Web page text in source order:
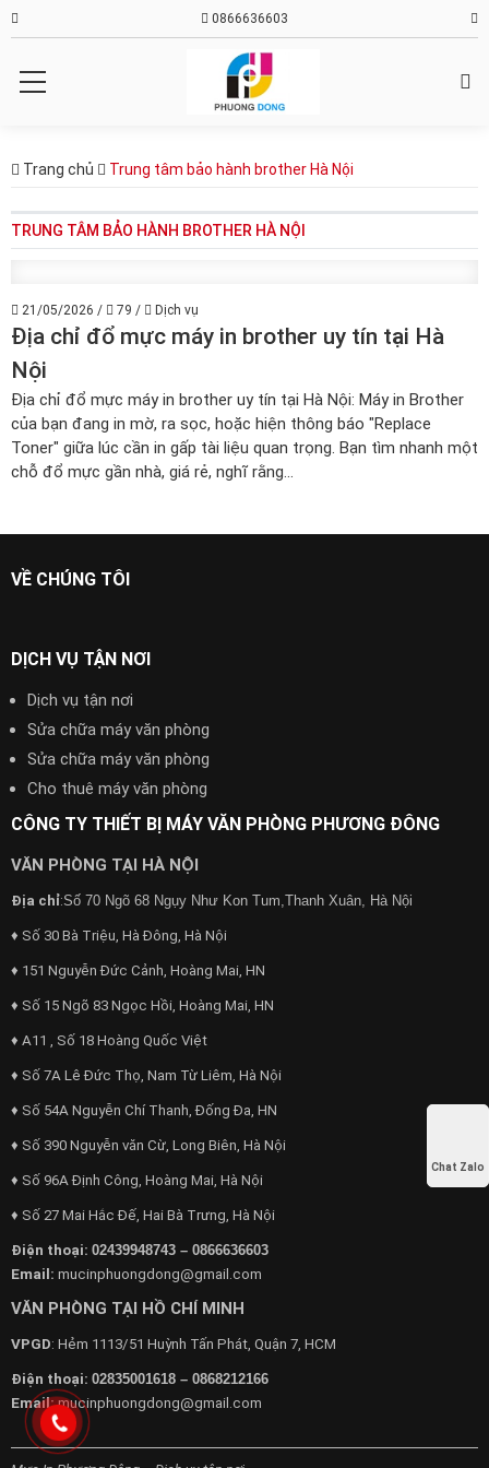
0866636603
Trang chủ Trung tâm bảo hành brother Hà Nội
TRUNG TÂM BẢO HÀNH BROTHER HÀ NỘI
21/05/2026 / 79 / Dịch vụ
Địa chỉ đổ mực máy in brother uy tín tại Hà
Nội
Địa chỉ đổ mực máy in brother uy tín tại Hà Nội: Máy in Brother
của bạn đang in mờ, ra sọc, hoặc hiện thông báo "Replace
Toner" giữa lúc cần in gấp tài liệu quan trọng. Bạn tìm nhanh một
chỗ đổ mực gần nhà, giá rẻ, nghĩ rằng...
VỀ CHÚNG TÔI
DỊCH VỤ TẬN NƠI
Dịch vụ tận nơi
Sửa chữa máy văn phòng
Sửa chữa máy văn phòng
Cho thuê máy văn phòng
CÔNG TY THIẾT BỊ MÁY VĂN PHÒNG PHƯƠNG ĐÔNG
VĂN PHÒNG TẠI HÀ NỘI
Địa chỉ:Số 70 Ngõ 68 Ngụy Như Kon Tum,Thanh Xuân, Hà Nội
♦ Số 30 Bà Triệu, Hà Đông, Hà Nội
♦ 151 Nguyễn Đức Cảnh, Hoàng Mai, HN
♦ Số 15 Ngõ 83 Ngọc Hồi, Hoàng Mai, HN
♦ A11 , Số 18 Hoàng Quốc Việt
♦ Số 7A Lê Đức Thọ, Nam Từ Liêm, Hà Nội
♦ Số 54A Nguyễn Chí Thanh, Đống Đa, HN
♦ Số 390 Nguyễn văn Cừ, Long Biên, Hà Nội
♦ Số 96A Định Công, Hoàng Mai, Hà Nội
♦ Số 27 Mai Hắc Đế, Hai Bà Trưng, Hà Nội
Điện thoại: 02439948743 – 0866636603
Email: mucinphuongdong@gmail.com
VĂN PHÒNG TẠI HỒ CHÍ MINH
VPGD: Hẻm 1113/51 Huỳnh Tấn Phát, Quận 7, HCM
Điện thoại: 02835001618 – 0868212166
Email: mucinphuongdong@gmail.com
Chat Zalo